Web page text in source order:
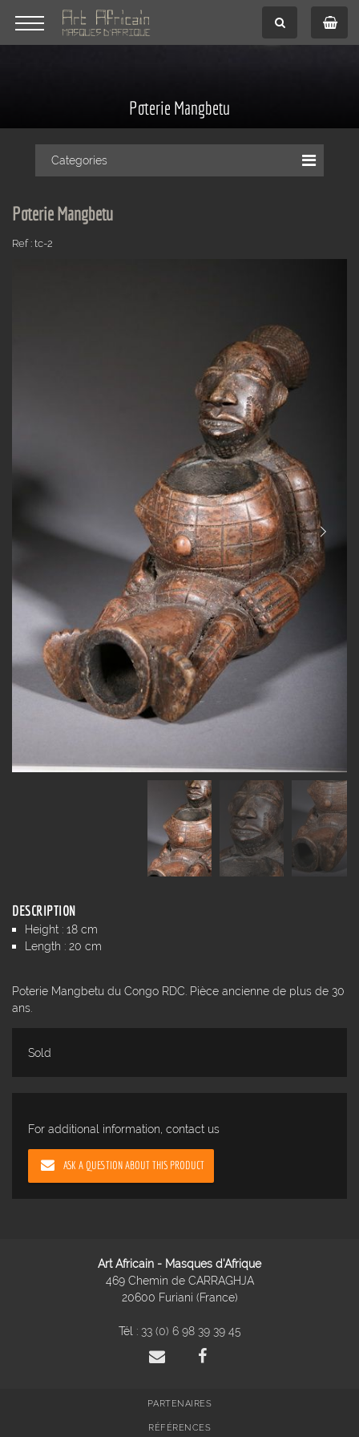
Poterie Mangbetu
Categories
Poterie Mangbetu
Ref : tc-2
DESCRIPTION
Height : 18 cm
Length : 20 cm
Poterie Mangbetu du Congo RDC. Pièce ancienne de plus de 30
ans.
Sold
For additional information, contact us
ASK A QUESTION ABOUT THIS PRODUCT
Art Africain - Masques d'Afrique
469 Chemin de CARRAGHJA
20600 Furiani (France)
Tél : 33 (0) 6 98 39 39 45
PARTENAIRES
RÉFÉRENCES